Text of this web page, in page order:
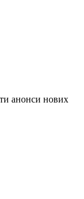
анонси нових